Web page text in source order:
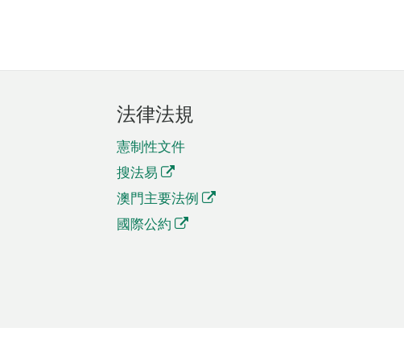
法律法規
憲制性文件
搜法易
澳門主要法例
國際公約